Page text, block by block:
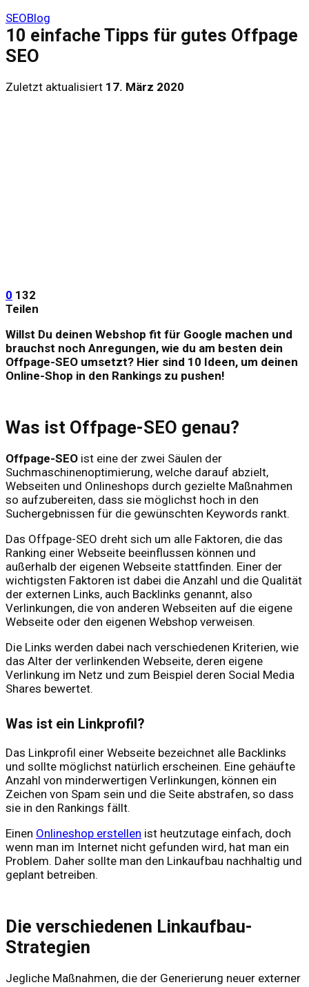
SEOBlog
10 einfache Tipps für gutes Offpage
SEO
Zuletzt aktualisiert 17. März 2020
0 132
Teilen
Willst Du deinen Webshop fit für Google machen und
brauchst noch Anregungen, wie du am besten dein
Offpage-SEO umsetzt? Hier sind 10 Ideen, um deinen
Online-Shop in den Rankings zu pushen!
Was ist Offpage-SEO genau?
Offpage-SEO ist eine der zwei Säulen der
Suchmaschinenoptimierung, welche darauf abzielt,
Webseiten und Onlineshops durch gezielte Maßnahmen
so aufzubereiten, dass sie möglichst hoch in den
Suchergebnissen für die gewünschten Keywords rankt.
Das Offpage-SEO dreht sich um alle Faktoren, die das
Ranking einer Webseite beeinflussen können und
außerhalb der eigenen Webseite stattfinden. Einer der
wichtigsten Faktoren ist dabei die Anzahl und die Qualität
der externen Links, auch Backlinks genannt, also
Verlinkungen, die von anderen Webseiten auf die eigene
Webseite oder den eigenen Webshop verweisen.
Die Links werden dabei nach verschiedenen Kriterien, wie
das Alter der verlinkenden Webseite, deren eigene
Verlinkung im Netz und zum Beispiel deren Social Media
Shares bewertet.
Was ist ein Linkprofil?
Das Linkprofil einer Webseite bezeichnet alle Backlinks
und sollte möglichst natürlich erscheinen. Eine gehäufte
Anzahl von minderwertigen Verlinkungen, können ein
Zeichen von Spam sein und die Seite abstrafen, so dass
sie in den Rankings fällt.
Einen Onlineshop erstellen ist heutzutage einfach, doch
wenn man im Internet nicht gefunden wird, hat man ein
Problem. Daher sollte man den Linkaufbau nachhaltig und
geplant betreiben.
Die verschiedenen Linkaufbau-
Strategien
Jegliche Maßnahmen, die der Generierung neuer externer